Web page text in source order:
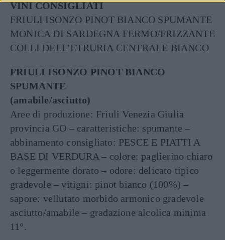
VINI CONSIGLIATI
FRIULI ISONZO PINOT BIANCO SPUMANTE
MONICA DI SARDEGNA FERMO/FRIZZANTE
COLLI DELL’ETRURIA CENTRALE BIANCO
FRIULI ISONZO PINOT BIANCO
SPUMANTE
(amabile/asciutto)
Aree di produzione: Friuli Venezia Giulia
provincia GO – caratteristiche: spumante –
abbinamento consigliato: PESCE E PIATTI A
BASE DI VERDURA – colore: paglierino chiaro
o leggermente dorato – odore: delicato tipico
gradevole – vitigni: pinot bianco (100%) –
sapore: vellutato morbido armonico gradevole
asciutto/amabile – gradazione alcolica minima
11°.